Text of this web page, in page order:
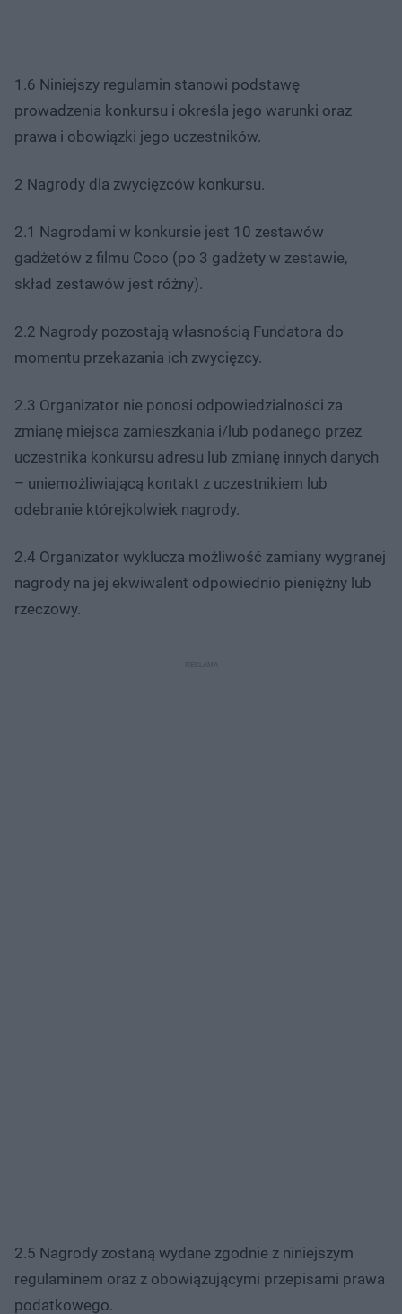
1.6 Niniejszy regulamin stanowi podstawę
prowadzenia konkursu i określa jego warunki oraz
prawa i obowiązki jego uczestników.
2 Nagrody dla zwycięzców konkursu.
2.1 Nagrodami w konkursie jest 10 zestawów
gadżetów z filmu Coco (po 3 gadżety w zestawie,
skład zestawów jest różny).
2.2 Nagrody pozostają własnością Fundatora do
momentu przekazania ich zwycięzcy.
2.3 Organizator nie ponosi odpowiedzialności za
zmianę miejsca zamieszkania i/lub podanego przez
uczestnika konkursu adresu lub zmianę innych danych
– uniemożliwiającą kontakt z uczestnikiem lub
odebranie którejkolwiek nagrody.
2.4 Organizator wyklucza możliwość zamiany wygranej
nagrody na jej ekwiwalent odpowiednio pieniężny lub
rzeczowy.
2.5 Nagrody zostaną wydane zgodnie z niniejszym
regulaminem oraz z obowiązującymi przepisami prawa
podatkowego.